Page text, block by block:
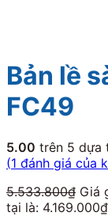
Bản lề
FC49
5.00 trên 5 dựa
(1 đánh giá của
5.533.800₫ Giá
tại là: